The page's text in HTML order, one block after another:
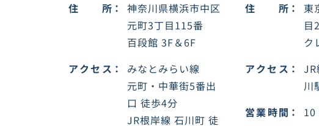
住所
神奈川県横浜市中区
元町3丁目115番
百段館 3F＆6F
アクセス
みなとみらい線
元町・中華街5番出
口 徒歩4分
JR根岸線 石川町 徒
住所
東
目
ク
アクセス
JR
川
営業時間
10